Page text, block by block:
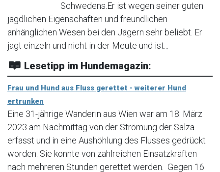
Schwedens.Er ist wegen seiner guten
jagdlichen Eigenschaften und freundlichen
anhänglichen Wesen bei den Jägern sehr beliebt. Er
jagt einzeln und nicht in der Meute und ist...
Lesetipp im Hundemagazin:
Frau und Hund aus Fluss gerettet - weiterer Hund
ertrunken
Eine 31-jährige Wanderin aus Wien war am 18. März
2023 am Nachmittag von der Strömung der Salza
erfasst und in eine Aushöhlung des Flusses gedrückt
worden. Sie konnte von zahlreichen Einsatzkräften
nach mehreren Stunden gerettet werden. Gegen 16